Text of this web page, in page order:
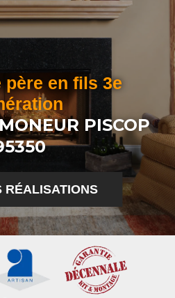
père en fils 3e
PISCOP
RÉALISATIONS